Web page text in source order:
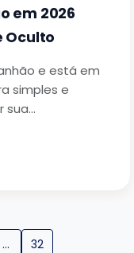
em 2026
Oculto
e está em
simples e
sua…
… 32